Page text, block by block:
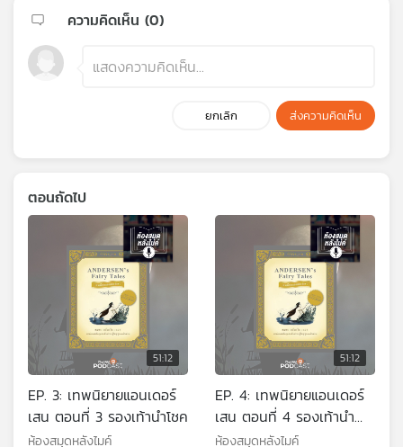
ความคิดเห็น (0)
ยกเลิก ส่งความคิดเห็น
ตอนถัดไป
51:12
EP. 3: เทพนิยายแอนเดอร์
เสน ตอนที่ 3 รองเท้านำโชค
ห้องสมุดหลังไมค์
51:12
EP. 4: เทพนิยายแอนเดอร์
เสน ตอนที่ 4 รองเท้านำ
โชค 3 สนเฟอร์
ห้องสมุดหลังไมค์